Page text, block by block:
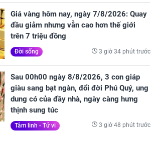
Giá vàng hôm nay, ngày 7/8/2026: Quay
đầu giảm nhưng vẫn cao hơn thế giới
trên 7 triệu đồng
Đời sống 3 giờ 34 phút trước
Sau 00h00 ngày 8/8/2026, 3 con giáp
giàu sang bạt ngàn, đổi đời Phú Quý, ung
dung có của đầy nhà, ngày càng hưng
thịnh sung túc
Tâm linh - Tử vi 3 giờ 48 phút trước